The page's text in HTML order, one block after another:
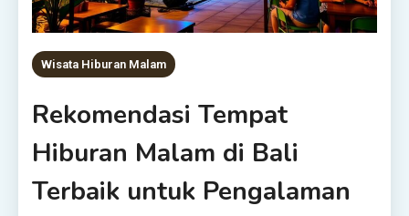
Wisata Hiburan Malam
Rekomendasi Tempat
Hiburan Malam di Bali
Terbaik untuk Pengalaman